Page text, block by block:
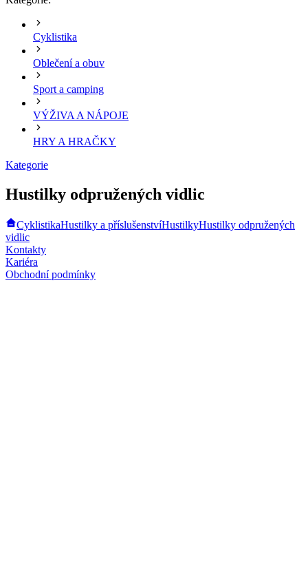
Cyklistika
Oblečení a obuv
Sport a camping
VÝŽIVA A NÁPOJE
HRY A HRAČKY
Kategorie
Hustilky odpružených vidlic
CyklistikaHustilky a příslušenstvíHustilkyHustilky odpružených
vidlic
Kontakty
Kariéra
Obchodní podmínky